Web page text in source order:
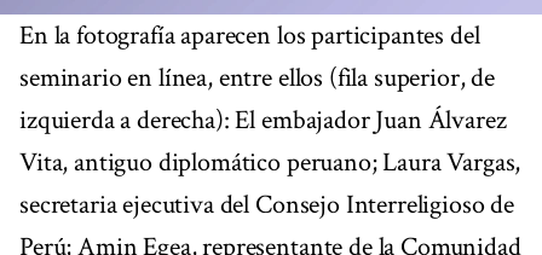
En la fotografía aparecen los participantes del
seminario en línea, entre ellos (fila superior, de
izquierda a derecha): El embajador Juan Álvarez
Vita, antiguo diplomático peruano; Laura Vargas,
secretaria ejecutiva del Consejo Interreligioso de
Perú; Amin Egea, representante de la Comunidad